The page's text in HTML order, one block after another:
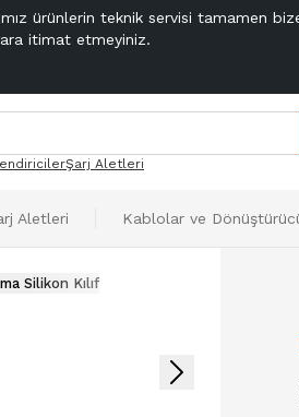
ürünlerin teknik servisi tamamen
itimat etmeyiniz.
Şarj Aletleri
Aletleri Kablolar ve
Silikon Kılıf